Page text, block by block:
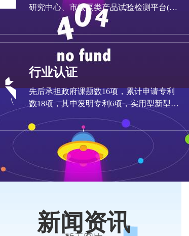
研究中心、市级泵类产品试验检测平台(外
贸公共服务平台)等省市级科研平台，并与
山东理工大学、中国石油大学、兰州理工
大学、江苏理工大学、上海凡芳水泵研究
所等科研院校签署“产学研”合作服务协议
行业认证
先后承担政府课题数16项，累计申请专利
数18项，其中发明专利6项，实用型新型专
新闻资讯